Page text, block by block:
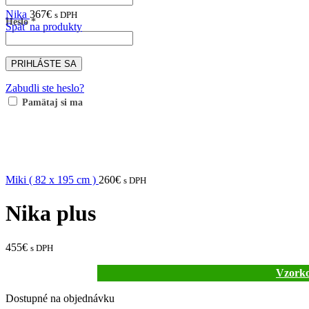
Heslo*
PRIHLÁSTE SA
Zabudli ste heslo?
Pamätaj si ma
Nika 367€ s DPH
Späť na produkty
Miki ( 82 x 195 cm ) 260€ s DPH
Nika plus
455€ s DPH
Dostupné na objednávku